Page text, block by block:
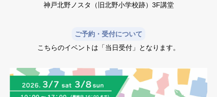
神戸北野ノスタ（旧北野小学校跡）3F講堂
ご予約・受付について
こちらのイベントは「当日受付」となります。